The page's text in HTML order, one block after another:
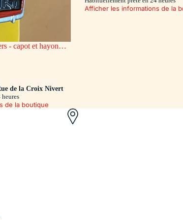
(Exclusivité Dan-
de la Croix Nivert
de la boutique
Afficher les informations de la